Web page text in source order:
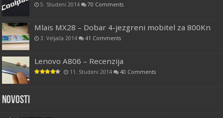
5. Studeni 2014 70 Comments
Mlais MX28 – Dobar 4-jezgreni mobitel za 800Kn
3. Veljača 2014 41 Comments
Lenovo A806 – Recenzija
11. Studeni 2014 40 Comments
Novosti